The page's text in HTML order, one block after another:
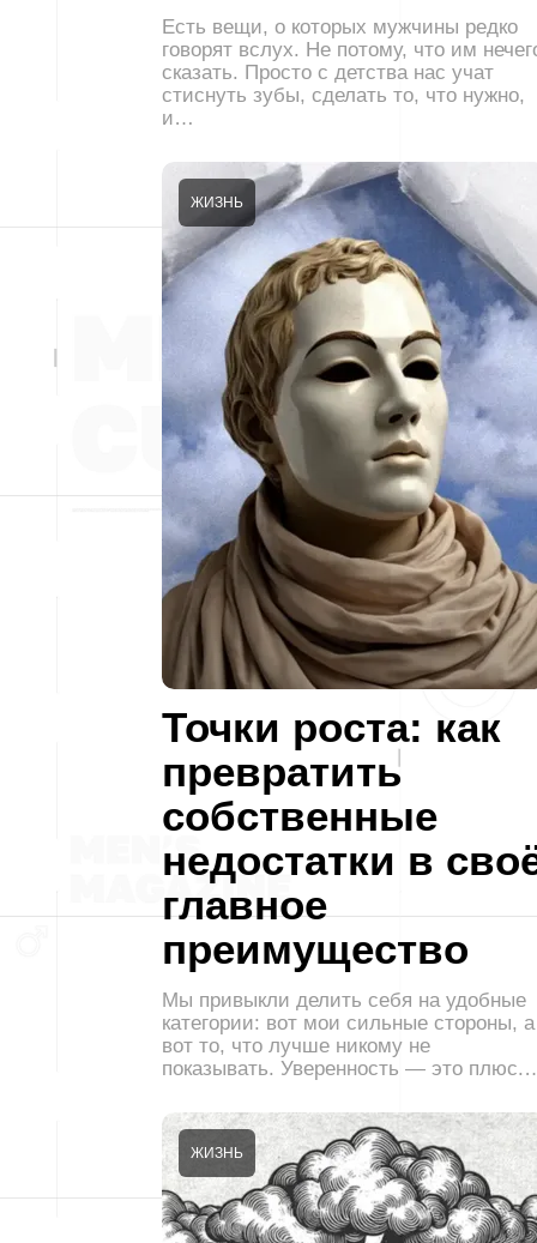
Есть вещи, о которых мужчины редко
говорят вслух. Не потому, что им
сказать. Просто с детства нас учат
стиснуть зубы, сделать то, что нужно,
и…
Точки роста: как
превратить
собственные
недостатки в
главное
преимущество
ЖИЗНЬ
Мы привыкли делить себя на удобные
категории: вот мои сильные стороны, а
вот то, что лучше никому не
показывать. Уверенность — это
ЖИЗНЬ